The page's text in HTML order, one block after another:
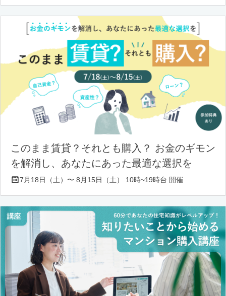
このまま賃貸？それとも購入？ お金のギモン
を解消し、あなたにあった最適な選択を
7月18日（土）〜 8月15日（土） 10時~19時台 開催